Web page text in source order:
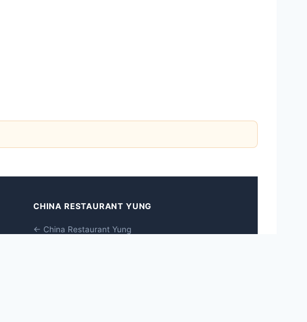
CHINA RESTAURANT YUNG
← China Restaurant Yung